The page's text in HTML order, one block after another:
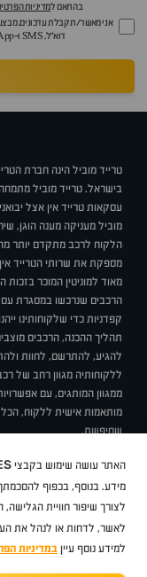
בהתאם למדיניות
אני מאשר/ת קבלת עדכונים,
דוא״ל, SMS ו-WhatsApp. ידוע לי כי באפשרותי לבטל הסכמה זו בכל עת.
טרייד מוביל הינה חברת
בישראל. טרייד מוביל
עסקאות טרייד אין אצל
מוביל מעניקה מענה הוגן,
הלקוח לרכב מתקדם יותר
מספקת את שרותי הטרייד
מאוד למוניטין המוכר בזכות
הרכבים שנרכשו במסגרת
קפדניות כדי שלקוחותינו
תהליך ההכנה, הרכבים
להגיע, להתרשם, לחוות
ללקוחותיה מגוון רחב של
ממגוון המותגים, עם
מותאמות אישית ללקוח,
שחיפשת.
תקנוןBUY BACK
סיטרואן אופלפיג'וMG
Geely
ב מ וולקסוסאאודיסקודהיונדאי
האתר עושה שימוש בקבצי
מידע. בנוסף, בכפוף
לצורך שיפור חוויית
לאשר, לדחות או לנהל את
למידע נוסף עיין במדיניות